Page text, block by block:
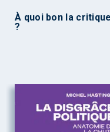
À quoi bon la critique
?